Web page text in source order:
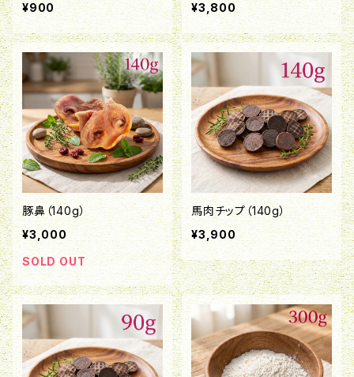
¥900
¥3,800
豚鼻（140g）
¥3,000
SOLD OUT
馬肉チップ（140g）
¥3,900